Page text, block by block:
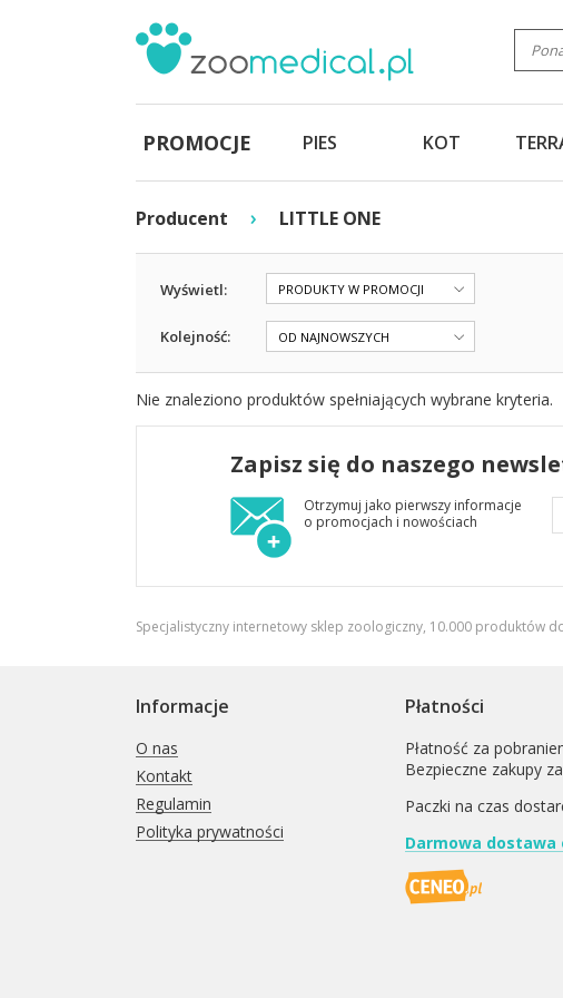
PROMOCJE PIES KOT
Producent › LITTLE ONE
Wyświetl: PRODUKTY W PROMOCJI
Kolejność: OD NAJNOWSZYCH
Nie znaleziono produktów spełniających wybrane kryteria.
Zapisz się do naszego
Otrzymuj jako pierwszy informacje
o promocjach i nowościach
Specjalistyczny internetowy sklep zoologiczny, 10.000 produktów
Informacje
O nas
Kontakt
Regulamin
Polityka prywatności
Płatności
Płatność za
Bezpieczne zakupy
Paczki na czas
Darmowa dostawa